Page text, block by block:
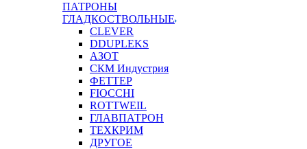
ПАТРОНЫ
ГЛАДКОСТВОЛЬНЫЕ
CLEVER
DDUPLEKS
АЗОТ
СКМ Индустрия
ФЕТТЕР
FIOCCHI
ROTTWEIL
ГЛАВПАТРОН
ТЕХКРИМ
ДРУГОЕ